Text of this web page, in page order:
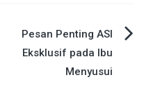
Pesan Penting ASI
Eksklusif pada Ibu
Menyusui